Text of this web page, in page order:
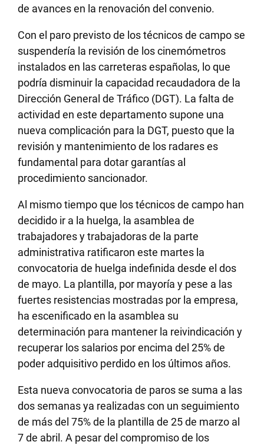
de avances en la renovación del convenio.
Con el paro previsto de los técnicos de campo se
suspendería la revisión de los cinemómetros
instalados en las carreteras españolas, lo que
podría disminuir la capacidad recaudadora de la
Dirección General de Tráfico (DGT). La falta de
actividad en este departamento supone una
nueva complicación para la DGT, puesto que la
revisión y mantenimiento de los radares es
fundamental para dotar garantías al
procedimiento sancionador.
Al mismo tiempo que los técnicos de campo han
decidido ir a la huelga, la asamblea de
trabajadores y trabajadoras de la parte
administrativa ratificaron este martes la
convocatoria de huelga indefinida desde el dos
de mayo. La plantilla, por mayoría y pese a las
fuertes resistencias mostradas por la empresa,
ha escenificado en la asamblea su
determinación para mantener la reivindicación y
recuperar los salarios por encima del 25% de
poder adquisitivo perdido en los últimos años.
Esta nueva convocatoria de paros se suma a las
dos semanas ya realizadas con un seguimiento
de más del 75% de la plantilla de 25 de marzo al
7 de abril. A pesar del compromiso de los